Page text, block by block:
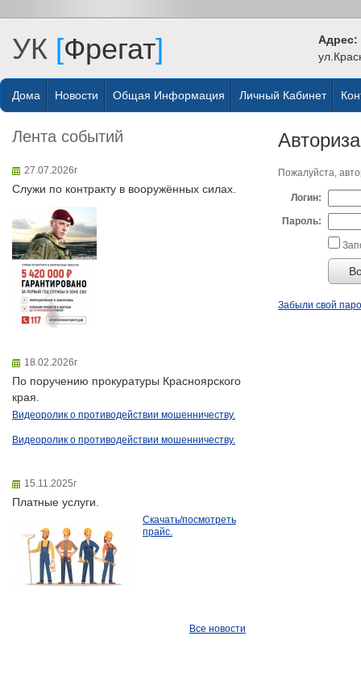
УК [Фрегат] Адрес:
Дома Новости Общая Информация Личный Кабинет
Лента событий
27.07.2026г
Служи по контракту в вооружённых силах.
18.02.2026г
По поручению прокуратуры Красноярского
края.
Видеоролик о противодействии мошенничеству.
Видеоролик о противодействии мошенничеству.
15.11.2025г
Платные услуги.
Скачать/посмотреть
прайс.
Все новости
Пожалуйста,
Логин:
Пароль:
Забыли свой